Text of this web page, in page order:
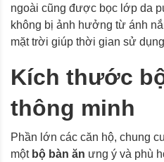
ngoài cũng được bọc lớp da
không bị ảnh hưởng từ ánh
mặt trời giúp thời gian sử
Kích thước
thông minh
Phần lớn các căn hộ, chung
mộtbộ bàn ăn ưng ý và phù